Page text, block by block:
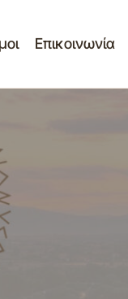
Επικοινωνία